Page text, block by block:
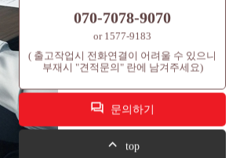
070-7078-9070
or 1577-9183
( 출고작업시 전화연결이 어려울 수 있으니
부재시 "견적문의" 란에 남겨주세요)
문의하기
top